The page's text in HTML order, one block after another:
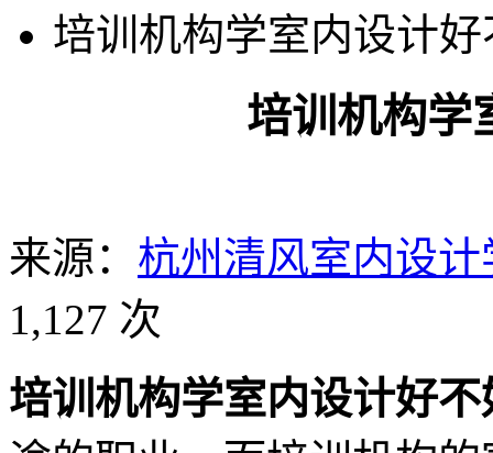
培训机构学室内设计
培训机构学
来源： 杭州清风室内设计
1,127 次
培训机构学室内设计好不